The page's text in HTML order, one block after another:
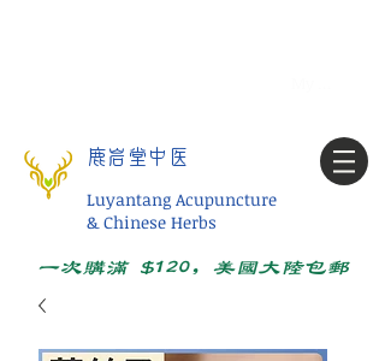
鹿岩堂中医
Luyantang Acupuncture
& Chinese Herbs
一次购满 $120，美国大陆包邮